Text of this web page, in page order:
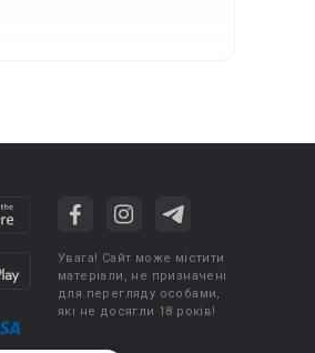
Увага! Сайт може містити
матеріали, не призначені
для перегляду особами,
які не досягли 18 років!